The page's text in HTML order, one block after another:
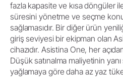
fazla kapasite ve kısa döngüler
süresini yönetme ve seçme
sağlamasıdır. Bir diğer ürün
giriş seviyesi bir ekipman olan
cihazıdır. Asistina One, her
Düşük satınalma maliyetinin
yağlamaya göre daha az yaz